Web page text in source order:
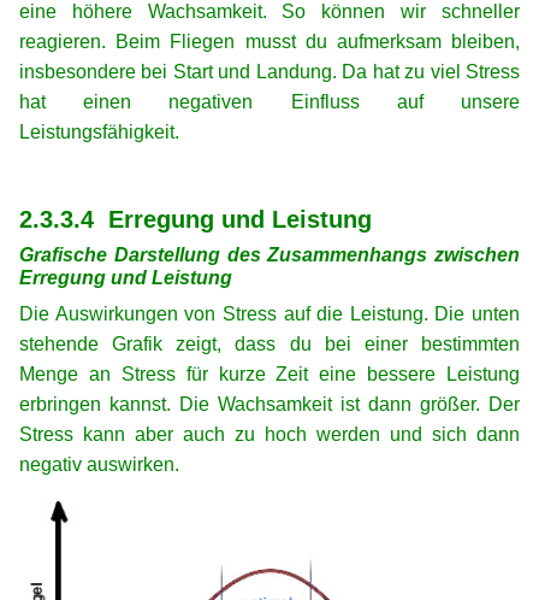
eine höhere Wachsamkeit. So können wir schneller
reagieren. Beim Fliegen musst du aufmerksam bleiben,
insbesondere bei Start und Landung. Da hat zu viel Stress
hat einen negativen Einfluss auf unsere
Leistungsfähigkeit.
2.3.3.4 Erregung und Leistung
Grafische Darstellung des Zusammenhangs zwischen
Erregung und Leistung
Die Auswirkungen von Stress auf die Leistung. Die unten
stehende Grafik zeigt, dass du bei einer bestimmten
Menge an Stress für kurze Zeit eine bessere Leistung
erbringen kannst. Die Wachsamkeit ist dann größer. Der
Stress kann aber auch zu hoch werden und sich dann
negativ auswirken.